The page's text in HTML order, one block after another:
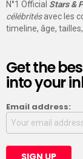
N°1 Official Stars &
célébritésavec les
timeline, âge,
Get the
into your
Email address: